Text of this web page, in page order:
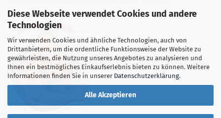
Diese Webseite verwendet Cookies und andere
Technologien
Wir verwenden Cookies und ähnliche Technologien, auch von
Drittanbietern, um die ordentliche Funktionsweise der Website zu
gewährleisten, die Nutzung unseres Angebotes zu analysieren und
Ihnen ein bestmögliches Einkaufserlebnis bieten zu können. Weitere
Informationen finden Sie in unserer Datenschutzerklärung.
Alle Akzeptieren